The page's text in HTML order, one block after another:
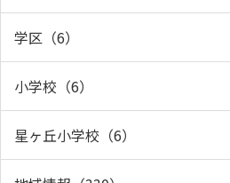
学区（6）
小学校（6）
星ヶ丘小学校（6）